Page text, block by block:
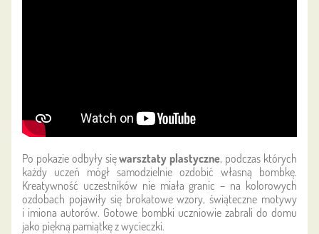
Po pokazie odbyły sięwarsztaty plastyczne, podczas których
każdy uczeń mógł samodzielnie ozdobić własną bombkę.
Kreatywność uczestników nie miała granic – na kolorowych
ozdobach pojawiły się brokatowe wzory, świąteczne motywy
i imiona autorów. Gotowe bombki uczniowie zabrali do domu
jako piękną pamiątkę z wycieczki.